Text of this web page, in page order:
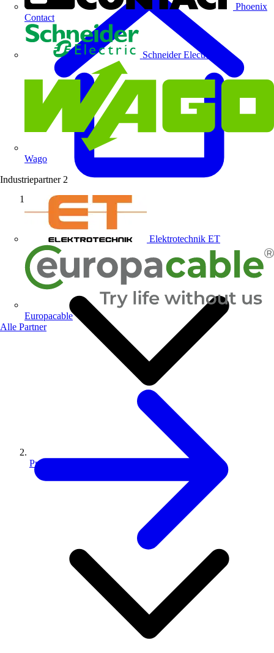
Phoenix
Contact
Schneider Electric
Wago
Industriepartner 2
Elektrotechnik ET
Europacable
Alle Partner
Startseite
Produkte